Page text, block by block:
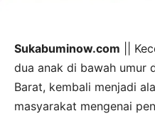
Sukabuminow.com ||
dua anak di bawah umur
Barat, kembali menjadi
masyarakat mengenai